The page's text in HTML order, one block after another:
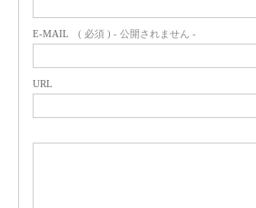
E-MAIL ( 必須 ) - 公開されません -
URL